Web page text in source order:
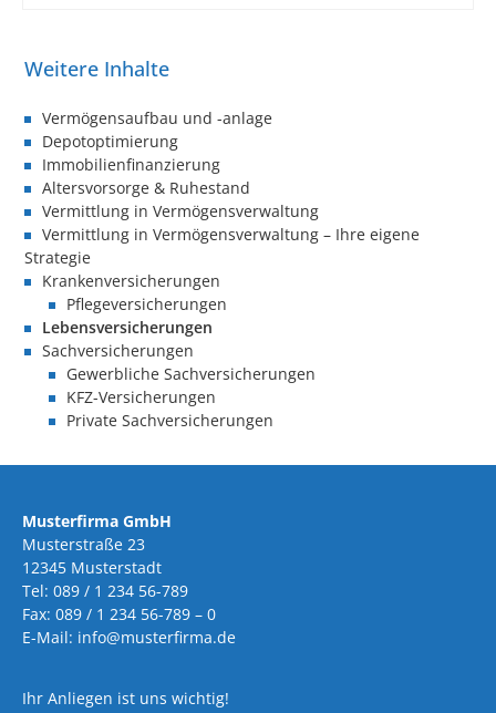
Vermögensaufbau und -anlage
Depotoptimierung
Immobilienfinanzierung
Altersvorsorge & Ruhestand
Vermittlung in Vermögensverwaltung
Vermittlung in Vermögensverwaltung – Ihre eigene
Strategie
Krankenversicherungen
Pflegeversicherungen
Lebensversicherungen
Sachversicherungen
Gewerbliche Sachversicherungen
KFZ-Versicherungen
Private Sachversicherungen
Musterfirma GmbH
Musterstraße 23
12345 Musterstadt
Tel: 089 / 1 234 56-789
Fax: 089 / 1 234 56-789 – 0
E-Mail: info@musterfirma.de
Ihr Anliegen ist uns wichtig!